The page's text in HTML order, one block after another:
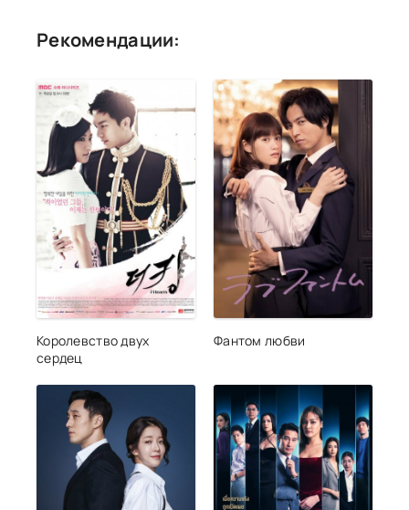
Рекомендации:
Королевство двух
сердец
Фантом любви